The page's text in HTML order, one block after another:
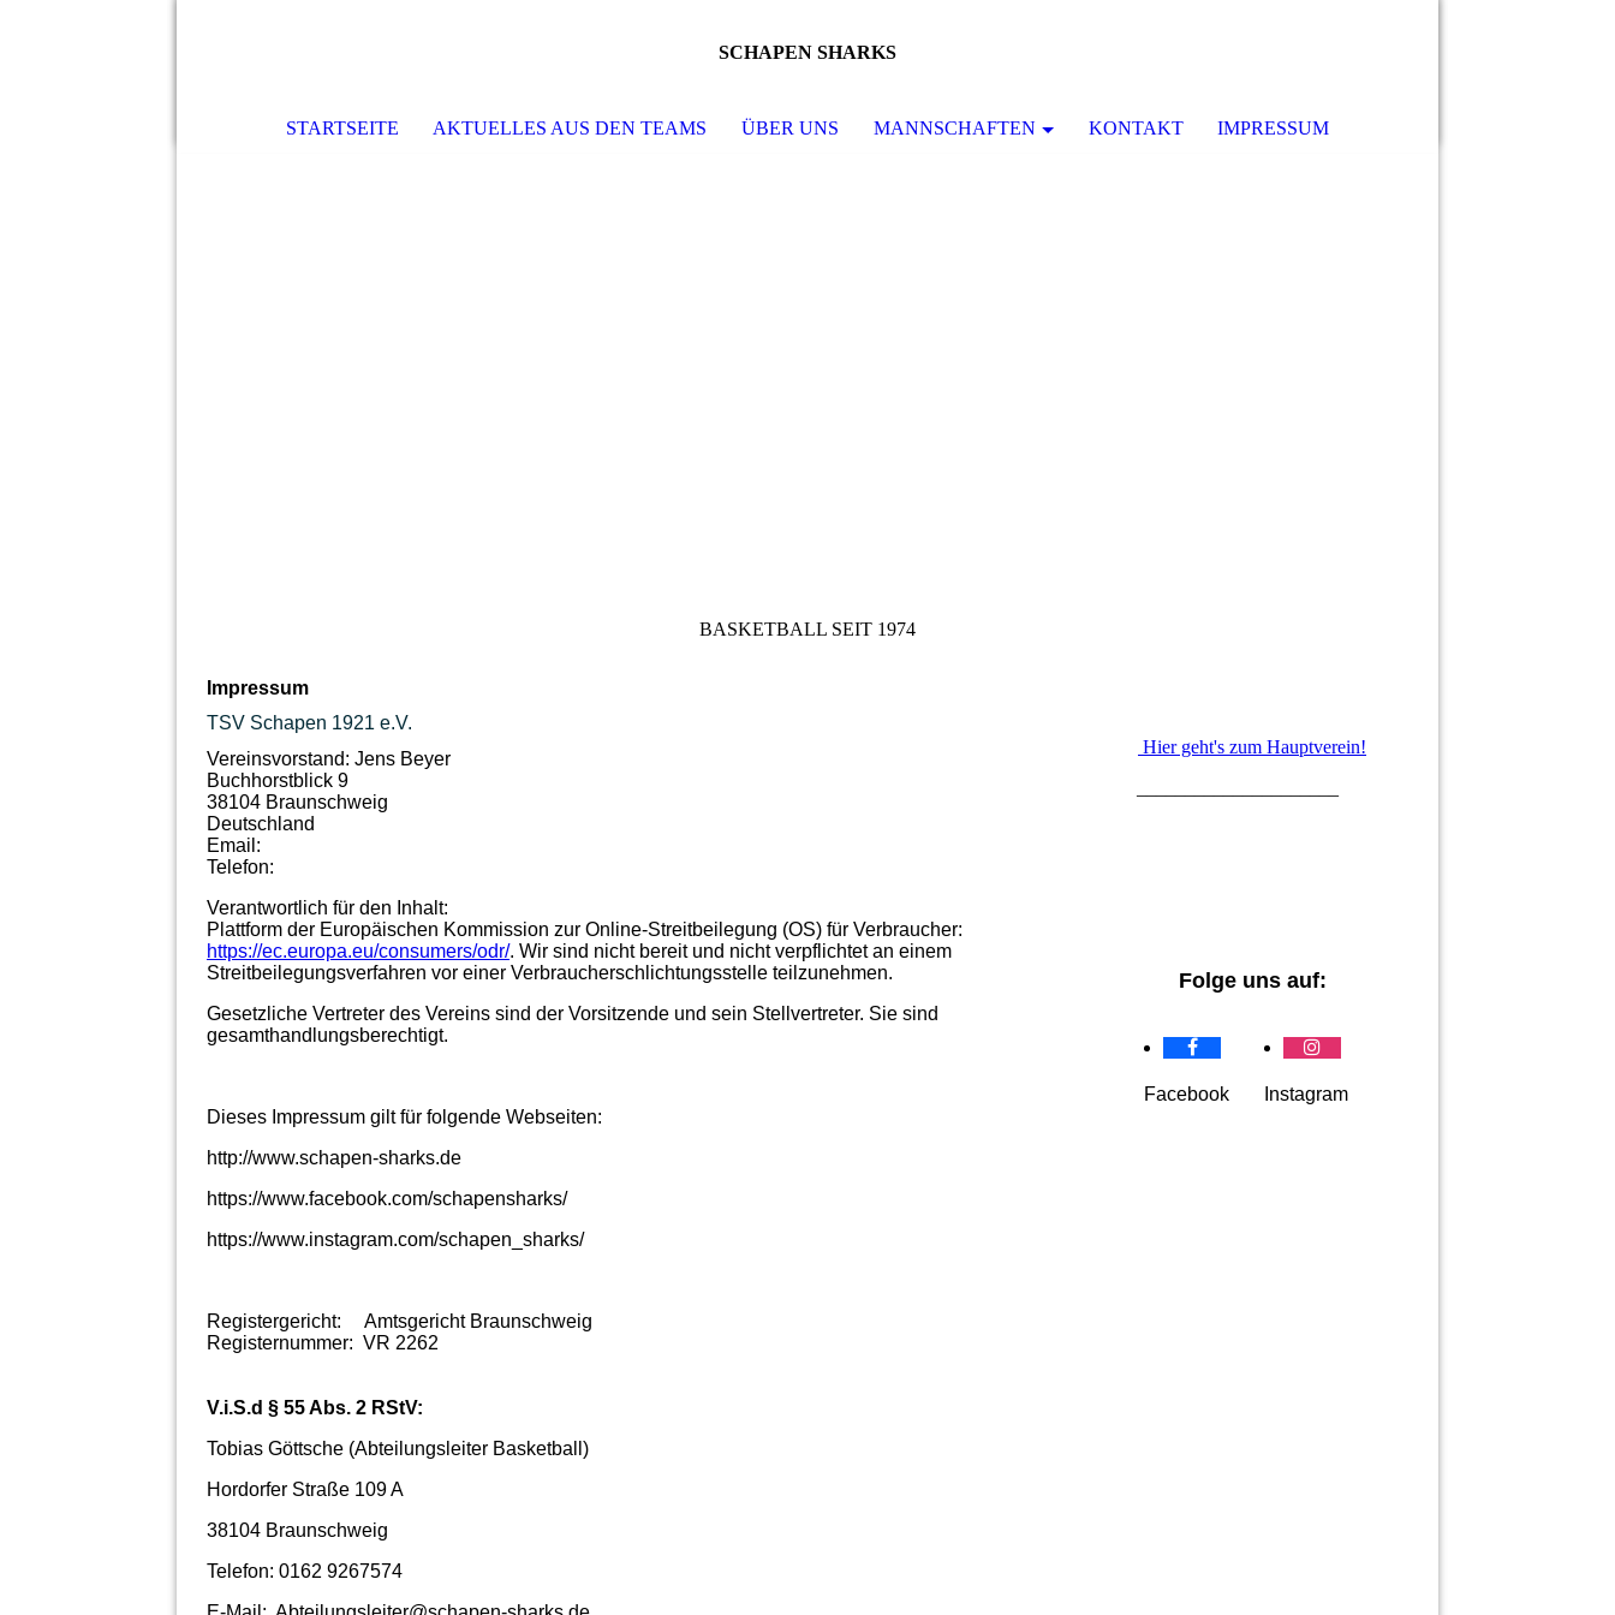
SCHAPEN SHARKS
STARTSEITE AKTUELLES AUS DEN TEAMS ÜBER UNS MANNSCHAFTEN KONTAKT IMPRESSUM
BASKETBALL SEIT 1974
Impressum
TSV Schapen 1921 e.V.
Vereinsvorstand: Jens Beyer
Buchhorstblick 9
38104 Braunschweig
Deutschland
Email:
Telefon:
Verantwortlich für den Inhalt:
Plattform der Europäischen Kommission zur Online-Streitbeilegung (OS) für Verbraucher:
https://ec.europa.eu/consumers/odr/. Wir sind nicht bereit und nicht verpflichtet an einem
Streitbeilegungsverfahren vor einer Verbraucherschlichtungsstelle teilzunehmen.
Gesetzliche Vertreter des Vereins sind der Vorsitzende und sein Stellvertreter. Sie sind
gesamthandlungsberechtigt.
Dieses Impressum gilt für folgende Webseiten:
http://www.schapen-sharks.de
https://www.facebook.com/schapensharks/
https://www.instagram.com/schapen_sharks/
Registergericht: Amtsgericht Braunschweig
Registernummer: VR 2262
V.i.S.d § 55 Abs. 2 RStV:
Tobias Göttsche (Abteilungsleiter Basketball)
Hordorfer Straße 109 A
38104 Braunschweig
Telefon: 0162 9267574
Hier geht's zum Hauptverein!
Folge uns auf:
Facebook Instagram